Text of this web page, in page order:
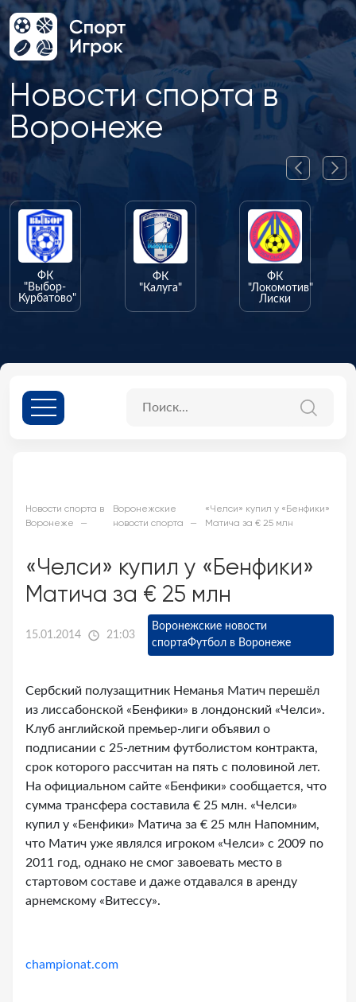
Новости спорта в
Воронеже
"Локомотив"
Новости спорта в
Воронеже
Воронежские
новости спорта
«Челси» купил у «Бенфики»
Матича за € 25 млн
«Челси» купил у «Бенфики»
Матича за € 25 млн
15.01.2014 21:03
Воронежские новости
спортаФутбол в Воронеже
Сербский полузащитник Неманья Матич перешёл
из лиссабонской «Бенфики» в лондонский «Челси».
Клуб английской премьер-лиги объявил о
подписании с 25-летним футболистом контракта,
срок которого рассчитан на пять с половиной лет.
На официальном сайте «Бенфики» сообщается, что
сумма трансфера составила € 25 млн. «Челси»
купил у «Бенфики» Матича за € 25 млн Напомним,
что Матич уже являлся игроком «Челси» с 2009 по
2011 год, однако не смог завоевать место в
стартовом составе и даже отдавался в аренду
арнемскому «Витессу».
championat.com